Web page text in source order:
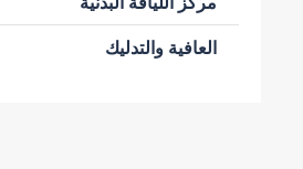
العافية والتدليك